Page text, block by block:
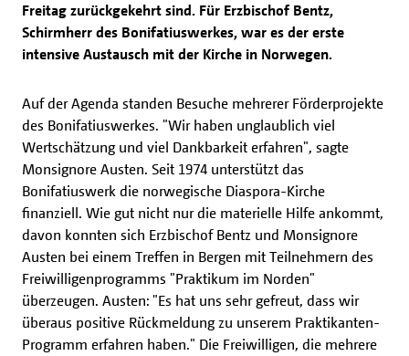
Freitag zurückgekehrt sind. Für Erzbischof Bentz,
Schirmherr des Bonifatiuswerkes, war es der erste
intensive Austausch mit der Kirche in Norwegen.
Auf der Agenda standen Besuche mehrerer Förderprojekte
des Bonifatiuswerkes. "Wir haben unglaublich viel
Wertschätzung und viel Dankbarkeit erfahren", sagte
Monsignore Austen. Seit 1974 unterstützt das
Bonifatiuswerk die norwegische Diaspora-Kirche
finanziell. Wie gut nicht nur die materielle Hilfe ankommt,
davon konnten sich Erzbischof Bentz und Monsignore
Austen bei einem Treffen in Bergen mit Teilnehmern des
Freiwilligenprogramms "Praktikum im Norden"
überzeugen. Austen: "Es hat uns sehr gefreut, dass wir
überaus positive Rückmeldung zu unserem Praktikanten-
Programm erfahren haben." Die Freiwilligen, die mehrere